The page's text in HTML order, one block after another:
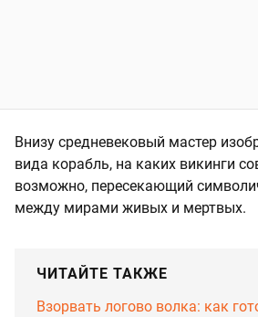
Внизу средневековый мастер
вида корабль, на каких викинги
возможно, пересекающий
между мирами живых и мертвых.
ЧИТАЙТЕ ТАКЖЕ
Взорвать логово волка: как